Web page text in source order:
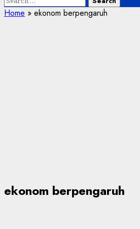
for:
Home » ekonom berpengaruh
ekonom berpengaruh